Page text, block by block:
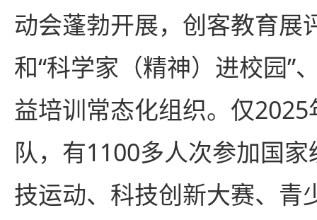
动会蓬勃开展，创客教育展
和“科学家（精神）进校园”
益培训常态化组织。仅
队，有1100多人次参加国
技运动、科技创新大赛、青